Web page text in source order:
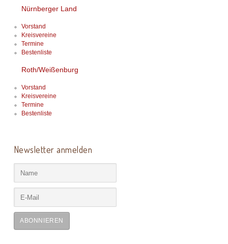
Nürnberger Land
Vorstand
Kreisvereine
Termine
Bestenliste
Roth/Weißenburg
Vorstand
Kreisvereine
Termine
Bestenliste
Newsletter anmelden
ABONNIEREN